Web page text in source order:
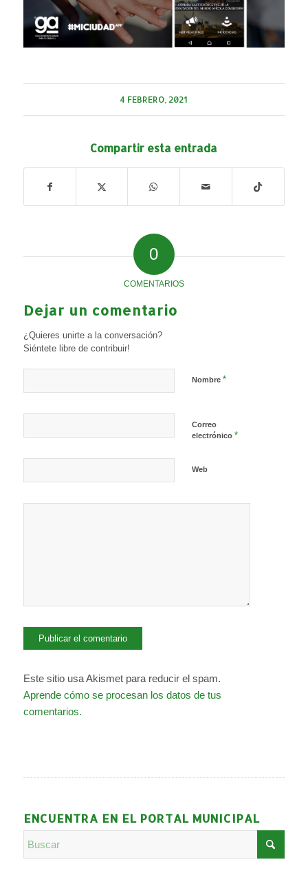
4 FEBRERO, 2021
Compartir esta entrada
0
COMENTARIOS
Dejar un comentario
¿Quieres unirte a la conversación?
Siéntete libre de contribuir!
Nombre *
Correo
electrónico *
Web
Este sitio usa Akismet para reducir el spam.
Aprende cómo se procesan los datos de tus
comentarios.
ENCUENTRA EN EL PORTAL MUNICIPAL